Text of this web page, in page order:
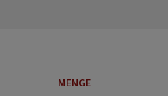
MENGE